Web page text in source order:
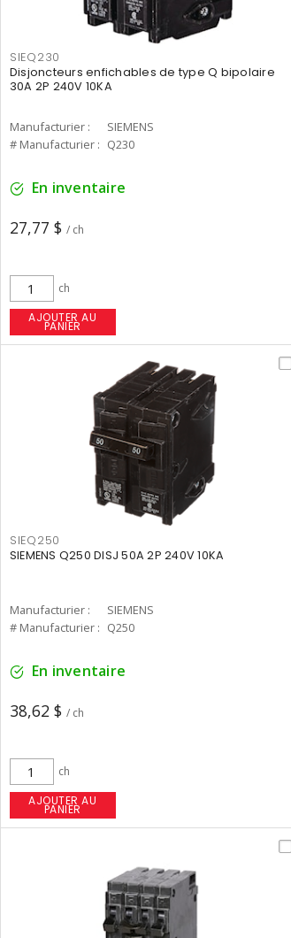
SIEQ230
Disjoncteurs enfichables de type Q bipolaire
30A 2P 240V 10KA
Manufacturier :
SIEMENS
# Manufacturier : Q230
En inventaire
27,77 $ / ch
ch
AJOUTER AU
PANIER
SIEQ250
SIEMENS Q250 DISJ 50A 2P 240V 10KA
Manufacturier :
SIEMENS
# Manufacturier : Q250
En inventaire
38,62 $ / ch
ch
AJOUTER AU
PANIER